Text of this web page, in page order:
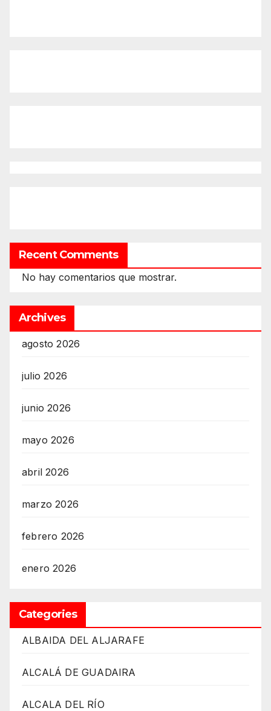
Recent Comments
No hay comentarios que mostrar.
Archives
agosto 2026
julio 2026
junio 2026
mayo 2026
abril 2026
marzo 2026
febrero 2026
enero 2026
Categories
ALBAIDA DEL ALJARAFE
ALCALÁ DE GUADAIRA
ALCALA DEL RÍO